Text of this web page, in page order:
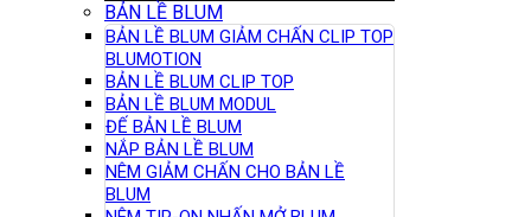
BẢN LỀ BLUM
BẢN LỀ BLUM GIẢM CHẤN CLIP TOP
BLUMOTION
BẢN LỀ BLUM CLIP TOP
BẢN LỀ BLUM MODUL
ĐẾ BẢN LỀ BLUM
NẮP BẢN LỀ BLUM
NÊM GIẢM CHẤN CHO BẢN LỀ
BLUM